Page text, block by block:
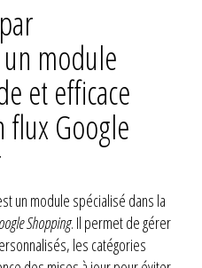
module
et efficace
flux Google
un module spécialisé dans la
Shopping. Il permet de gérer
les catégories